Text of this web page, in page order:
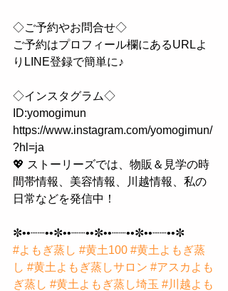
◇ご予約やお問合せ◇
ご予約はプロフィール欄にあるURLよ
りLINE登録で簡単に♪
◇インスタグラム◇
ID:yomogimun
https://www.instagram.com/yomogimun/
?hl=ja
💖 ストーリーズでは、物販＆見学の時
間帯情報、美容情報、川越情報、私の
日常などを発信中！
✼••┈┈••✼••┈┈••✼••┈┈••✼••┈┈••✼
#よもぎ蒸し #黄土100 #黄土よもぎ蒸
し #黄土よもぎ蒸しサロン #アスカよも
ぎ蒸し #黄土よもぎ蒸し埼玉 #川越よも